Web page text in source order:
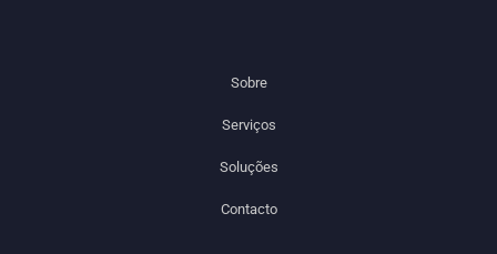
Sobre
Serviços
Soluções
Contacto